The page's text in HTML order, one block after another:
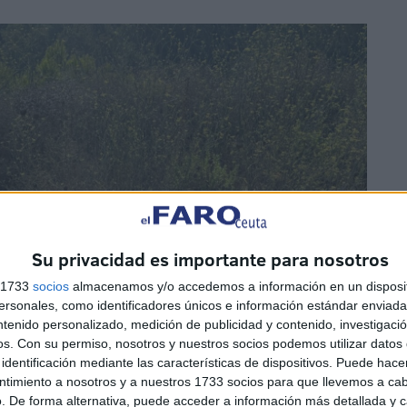
Su privacidad es importante para nosotros
socios almacenamos y/o accedemos a información en un
como identificadores únicos e información estándar
personalizado, medición de publicidad y contenido,
Con su permiso, nosotros y nuestros socios podemos utilizar datos
mediante las características de dispositivos. Puede
a nosotros y a nuestros 1733 socios para que llevemos a
De forma alternativa, puede acceder a información más detallada y